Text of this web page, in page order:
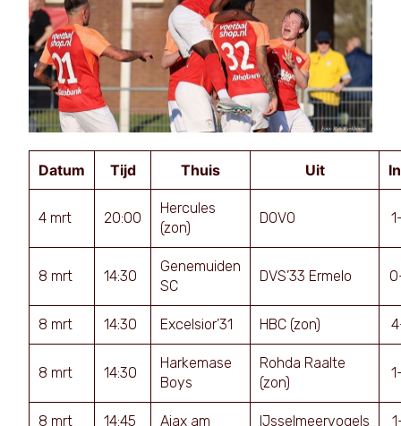
Datum Tijd Thuis Uit
4 mrt 20:00
Hercules
(zon)
DOVO
8 mrt 14:30
Genemuiden
SC
DVS’33 Ermelo
8 mrt 14:30 Excelsior’31 HBC (zon)
8 mrt 14:30
Harkemase
Boys
Rohda Raalte
(zon)
8 mrt 14:45 Ajax am IJsselmeervogels